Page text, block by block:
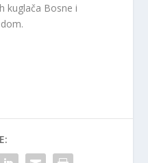
kuglača Bosne i